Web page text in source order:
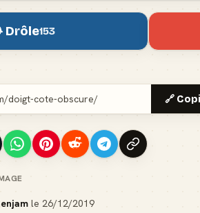
Drôle153
🔗
le 26/12/2019